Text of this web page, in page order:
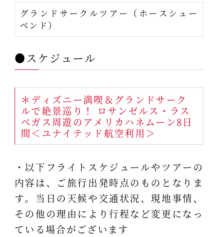
グランドサークルツアー（ホースシュー
ベンド）
●スケジュール
＊ディズニー満喫＆グランドサーク
ルで絶景巡り！ ロサンゼルス・ラス
ベガス周遊のアメリカハネムーン8日
間＜ユナイテッド航空利用＞
・以下フライトスケジュールやツアーの
内容は、ご旅行出発時点のものとなりま
す。当日の天候や交通状況、現地事情、
その他の理由により行程など変更になっ
ている場合がございます